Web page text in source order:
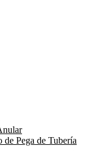
Pega de Tubería